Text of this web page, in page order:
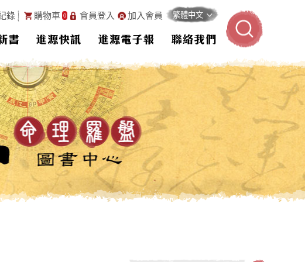
錄 購物車 0 會員登入 加入會員
書 進源快訊 進源電子報 聯絡我們